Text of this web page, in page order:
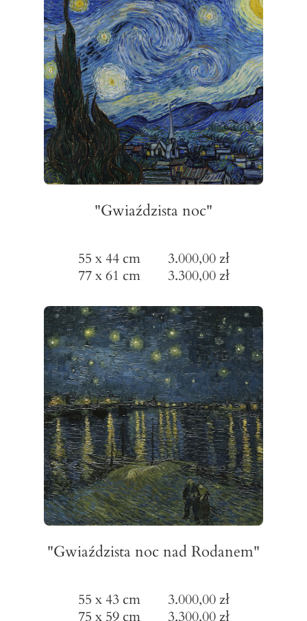
55 x 43 cm 3.000,00 zł
75 x 59 cm 3.300,00 zł
"Gwiaździsta noc nad Rodanem"
55 x 44 cm 3.000,00 zł
77 x 61 cm 3.300,00 zł
"Gwiaździsta noc"